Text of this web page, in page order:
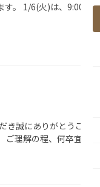
。 1/6(火)は、9:00〜
き誠にありがとうござ
ご理解の程、何卒宜し